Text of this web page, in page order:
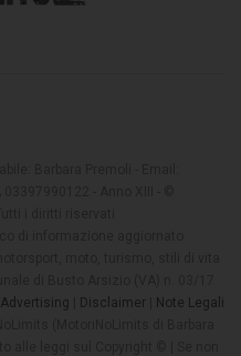
Advertising Disclaimer
Note Legali